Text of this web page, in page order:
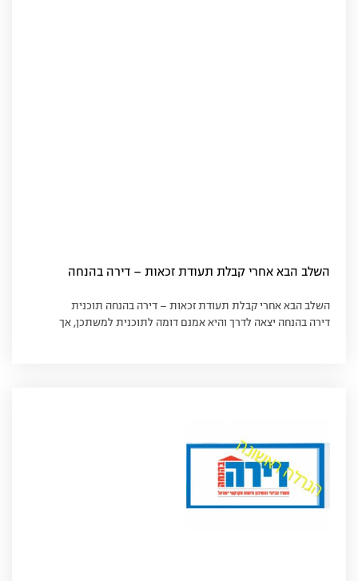
השלב הבא אחרי קבלת תעודת זכאות – דירה בהנחה
השלב הבא אחרי קבלת תעודת זכאות – דירה בהנחה תוכנית
דירה בהנחה יצאה לדרך והיא אמנם דומה לתוכנית למשתכן, אך